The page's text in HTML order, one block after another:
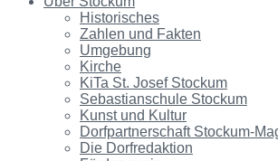
Historisches
Zahlen und Fakten
Umgebung
Kirche
KiTa St. Josef Stockum
Sebastianschule Stockum
Kunst und Kultur
Dorfpartnerschaft Stockum-
Die Dorfredaktion